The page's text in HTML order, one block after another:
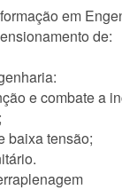
em
de:
e combate a
baixa tensão;